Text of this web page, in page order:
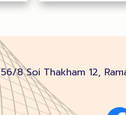
56/8 Soi Thakham 12,